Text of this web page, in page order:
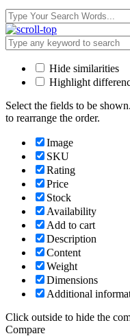
Hide similarities
Highlight
Select the fields to be
to rearrange the order.
Image
SKU
Rating
Price
Stock
Availability
Add to cart
Description
Content
Weight
Dimensions
Additional
Click outside to hide the
Compare